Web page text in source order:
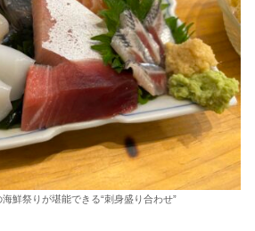
鮮祭りが堪能できる“刺身盛り合わせ”